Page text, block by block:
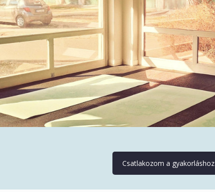
Csatlakozom a gyakorláshoz